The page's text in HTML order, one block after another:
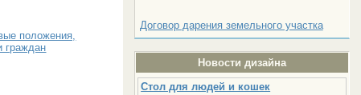
Договор дарения земельного участка
Новости дизайна
Стол для людей и кошек
положения,
граждан